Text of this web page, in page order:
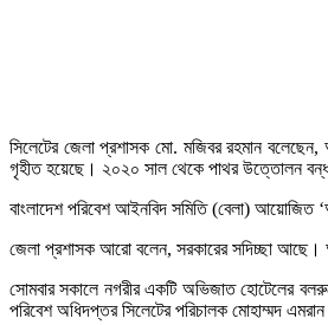
সিলেটের জেলা প্রশাসক মো. মজিবর রহমান
গৃহীত হয়েছে। ২০২০ সাল থেকে পাথর উত্তোলন বন্ধ
বাংলাদেশ পরিবেশ আইনবিদ সমিতি (বেলা) আয়োজিত
জেলা প্রশাসক আরো বলেন, সরকারের সদিচ্ছা আছে।
সোমবার সকালে নগরীর একটি অভিজাত হোটেলের
পরিবেশ অধিদপ্তর সিলেটের পরিচালক মোহাম্মদ